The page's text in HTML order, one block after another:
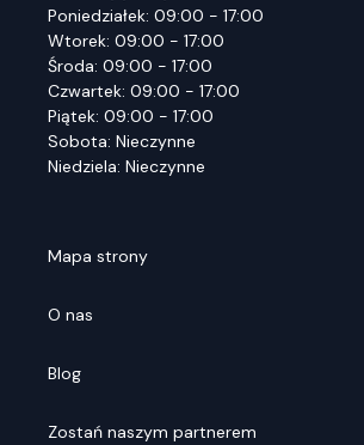
Poniedziałek: 09:00 - 17:00
Wtorek: 09:00 - 17:00
Środa: 09:00 - 17:00
Czwartek: 09:00 - 17:00
Piątek: 09:00 - 17:00
Sobota: Nieczynne
Niedziela: Nieczynne
Mapa strony
O nas
Blog
Zostań naszym partnerem